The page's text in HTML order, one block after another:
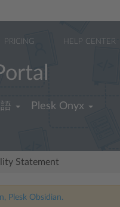
PRICING HELP CENTER
Plesk Onyx
Statement
Plesk Obsidian.